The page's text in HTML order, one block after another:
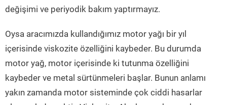
değişimi ve periyodik bakım yaptırmayız.
Oysa aracımızda kullandığımız motor yağı bir yıl
içerisinde viskozite özelliğini kaybeder. Bu durumda
motor yağ, motor içerisinde ki tutunma özelliğini
kaybeder ve metal sürtünmeleri başlar. Bunun anlamı
yakın zamanda motor sisteminde çok ciddi hasarlar